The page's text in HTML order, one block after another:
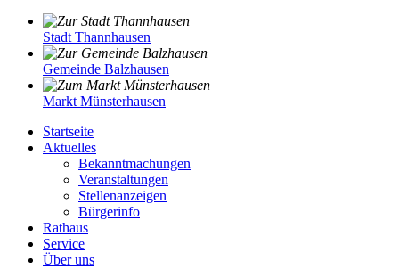
Stadt Thannhausen
Gemeinde Balzhausen
Markt Münsterhausen
Startseite
Aktuelles
Bekanntmachungen
Veranstaltungen
Stellenanzeigen
Bürgerinfo
Rathaus
Service
Über uns